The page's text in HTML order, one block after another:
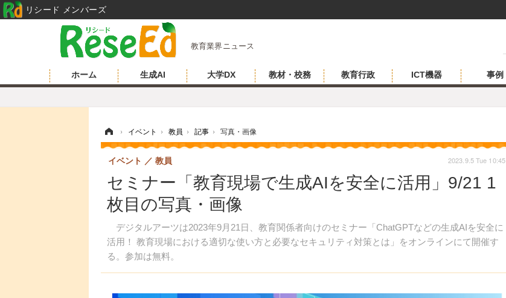
教育業界ニュース
ホーム 生成AI 大学DX 教材・校務 教育行政 ICT機器 事例
› イベント › 教員 › 記事 › 写真・画像
セミナー「教育現場で生成AIを安全に活用」9/21 1
枚目の写真・画像
デジタルアーツは2023年9月21日、教育関係者向けのセミナー「ChatGPTなどの生成AIを安全に
活用！ 教育現場における適切な使い方と必要なセキュリティ対策とは」をオンラインにて開催す
る。参加は無料。
イベント 教員 2023.9.5 Tue 10:45
リシード メンバーズ